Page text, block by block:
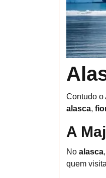
Contudo o
alasca,
A
No alasca
quem